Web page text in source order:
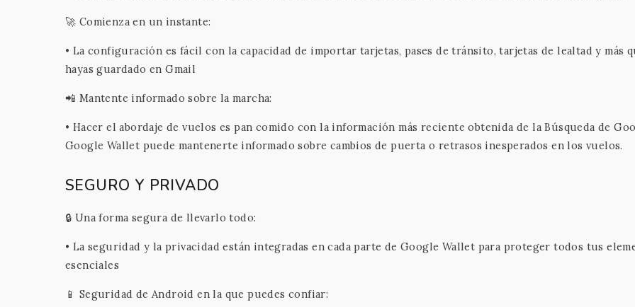
🚀 Comienza en un instante:
• La configuración es fácil con la capacidad de importar tarjetas, pases de tránsito, tarjetas de lealtad y más
hayas guardado en Gmail
📲 Mantente informado sobre la marcha:
• Hacer el abordaje de vuelos es pan comido con la información más reciente obtenida de la Búsqueda de
Google Wallet puede mantenerte informado sobre cambios de puerta o retrasos inesperados en los vuelos.
SEGURO Y PRIVADO
🔒 Una forma segura de llevarlo todo:
• La seguridad y la privacidad están integradas en cada parte de Google Wallet para proteger todos tus
esenciales
📱 Seguridad de Android en la que puedes confiar: